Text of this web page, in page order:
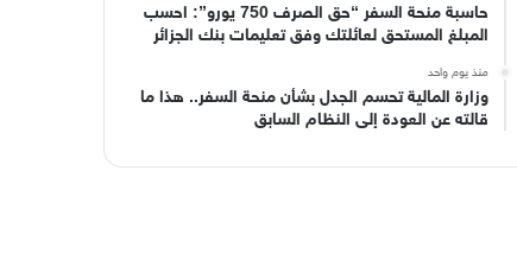
حاسبة منحة السفر “حق الصرف 750 يورو”: احسب
المبلغ المستحق لعائلتك وفق تعليمات بنك الجزائر
منذ يوم واحد
وزارة المالية تحسم الجدل بشأن منحة السفر.. هذا ما
قالته عن العودة إلى النظام السابق